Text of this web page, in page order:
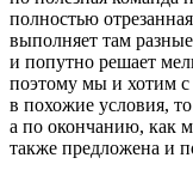
полностью
выполняет там
и попутно решает
поэтому мы и хотим с
в похожие условия,
а по окончанию, как
также предложена и